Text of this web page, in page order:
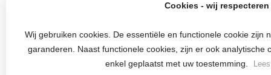
Cookies - wij
Wij gebruiken cookies. De essentiële en functionele cookie zijn
garanderen. Naast functionele cookies, zijn er ook analytische
enkel geplaatst met uw toestemming.